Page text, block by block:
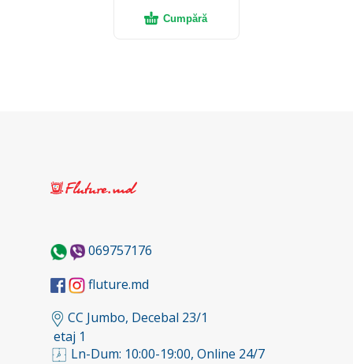
Cumpără
069757176
fluture.md
CC Jumbo, Decebal 23/1
etaj 1
Ln-Dum: 10:00-19:00, Online 24/7